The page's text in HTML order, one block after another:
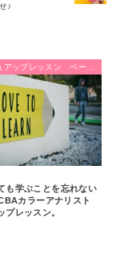
♪
も学ぶことを忘れない
カラーアナリスト
プレッスン。